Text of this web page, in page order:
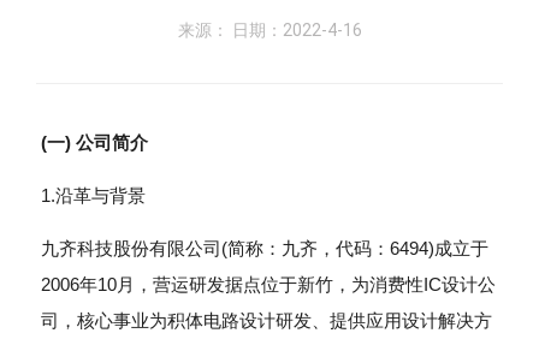
来源： 日期：2022-4-16
(一) 公司简介
1.沿革与背景
九齐科技股份有限公司(简称：九齐，代码：6494)成立于
2006年10月，营运研发据点位于新竹，为消费性IC设计公
司，核心事业为积体电路设计研发、提供应用设计解决方